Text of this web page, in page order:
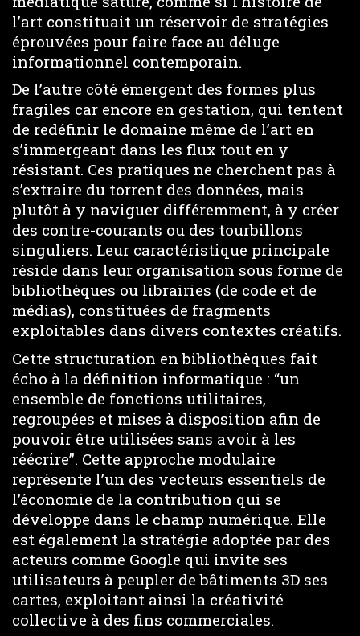
l’art constituait un réservoir de stratégies
éprouvées pour faire face au déluge
informationnel contemporain.
De l’autre côté émergent des formes plus
fragiles car encore en gestation, qui tentent
de redéfinir le domaine même de l’art en
s’immergeant dans les flux tout en y
résistant. Ces pratiques ne cherchent pas à
s’extraire du torrent des données, mais
plutôt à y naviguer différemment, à y créer
des contre-courants ou des tourbillons
singuliers. Leur caractéristique principale
réside dans leur organisation sous forme de
bibliothèques ou librairies (de code et de
médias), constituées de fragments
exploitables dans divers contextes créatifs.
Cette structuration en bibliothèques fait
écho à la définition informatique : “un
ensemble de fonctions utilitaires,
regroupées et mises à disposition afin de
pouvoir être utilisées sans avoir à les
réécrire”. Cette approche modulaire
représente l’un des vecteurs essentiels de
l’économie de la contribution qui se
développe dans le champ numérique. Elle
est également la stratégie adoptée par des
acteurs comme Google qui invite ses
utilisateurs à peupler de bâtiments 3D ses
cartes, exploitant ainsi la créativité
collective à des fins commerciales.